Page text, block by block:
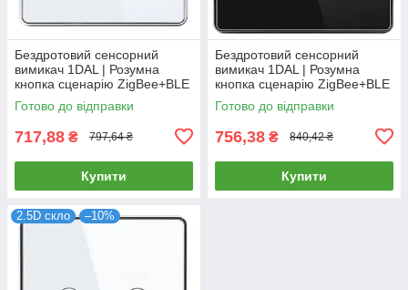
Бездротовий сенсорний
вимикач 1DAL | Розумна
кнопка сценарію ZigBee+BLE
| Білий, 1 сенсор
(ZBSC101.WT)
Готово до відправки
717,88 ₴ 797,64 ₴
Купити
Бездротовий сенсорний
вимикач 1DAL | Розумна
кнопка сценарію ZigBee+BLE
| Чорний, 2 сенсор
(ZBSC201.BL)
Готово до відправки
756,38 ₴ 840,42 ₴
Купити
2.5D скло –10%